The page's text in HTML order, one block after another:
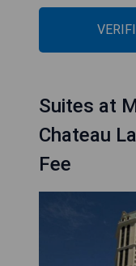
Suites at
Chateau
Fee